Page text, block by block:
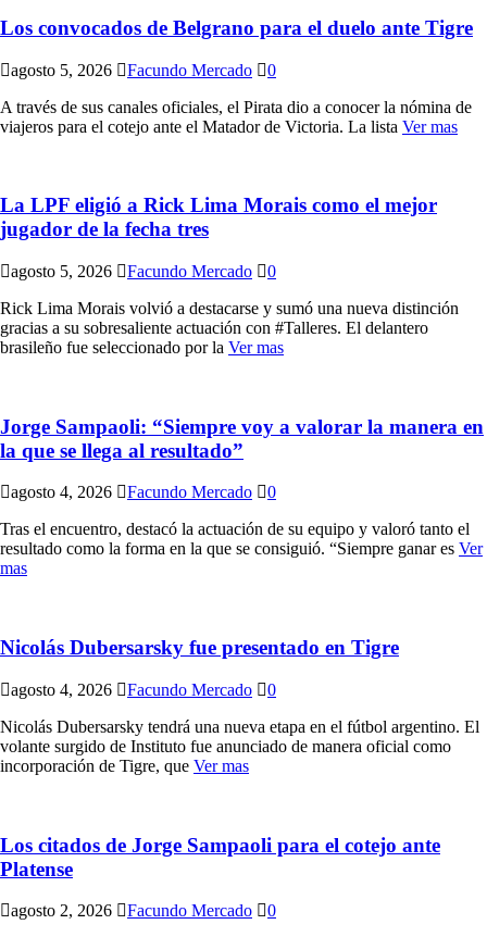
Los convocados de Belgrano para el duelo ante Tigre
agosto 5, 2026 Facundo Mercado
0
A través de sus canales oficiales, el Pirata dio a conocer la nómina de
viajeros para el cotejo ante el Matador de Victoria. La lista Ver mas
La LPF eligió a Rick Lima Morais como el mejor
jugador de la fecha tres
agosto 5, 2026 Facundo Mercado
0
Rick Lima Morais volvió a destacarse y sumó una nueva distinción
gracias a su sobresaliente actuación con #Talleres. El delantero
brasileño fue seleccionado por la Ver mas
Jorge Sampaoli: “Siempre voy a valorar la manera en
la que se llega al resultado”
agosto 4, 2026 Facundo Mercado
0
Tras el encuentro, destacó la actuación de su equipo y valoró tanto el
resultado como la forma en la que se consiguió. “Siempre ganar es Ver
mas
Nicolás Dubersarsky fue presentado en Tigre
agosto 4, 2026 Facundo Mercado
0
Nicolás Dubersarsky tendrá una nueva etapa en el fútbol argentino. El
volante surgido de Instituto fue anunciado de manera oficial como
incorporación de Tigre, que Ver mas
Los citados de Jorge Sampaoli para el cotejo ante
Platense
agosto 2, 2026 Facundo Mercado
0